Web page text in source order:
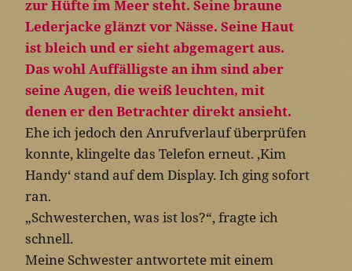
Ehe ich jedoch den Anrufverlauf überprüfen
konnte, klingelte das Telefon erneut. ‚Kim
Handy‘ stand auf dem Display. Ich ging sofort
ran.
„Schwesterchen, was ist los?“, fragte ich
schnell.
Meine Schwester antwortete mit einem